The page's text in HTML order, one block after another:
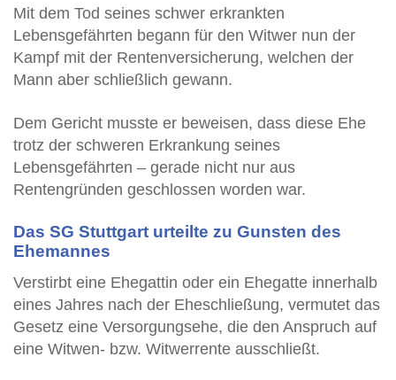
Mit dem Tod seines schwer erkrankten
Lebensgefährten begann für den Witwer nun der
Kampf mit der Rentenversicherung, welchen der
Mann aber schließlich gewann.
Dem Gericht musste er beweisen, dass diese Ehe
trotz der schweren Erkrankung seines
Lebensgefährten – gerade nicht nur aus
Rentengründen geschlossen worden war.
Das SG Stuttgart urteilte zu Gunsten des
Ehemannes
Verstirbt eine Ehegattin oder ein Ehegatte innerhalb
eines Jahres nach der Eheschließung, vermutet das
Gesetz eine Versorgungsehe, die den Anspruch auf
eine Witwen- bzw. Witwerrente ausschließt.